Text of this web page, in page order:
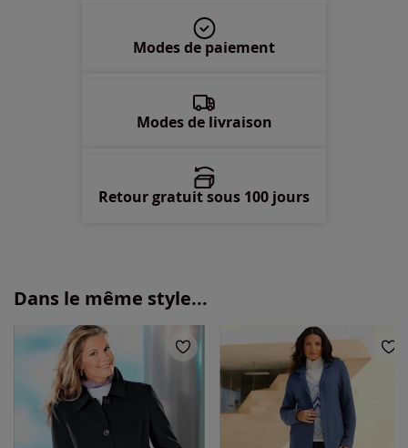
Modes de paiement
Modes de livraison
Retour gratuit sous 100 jours
Dans le même style...